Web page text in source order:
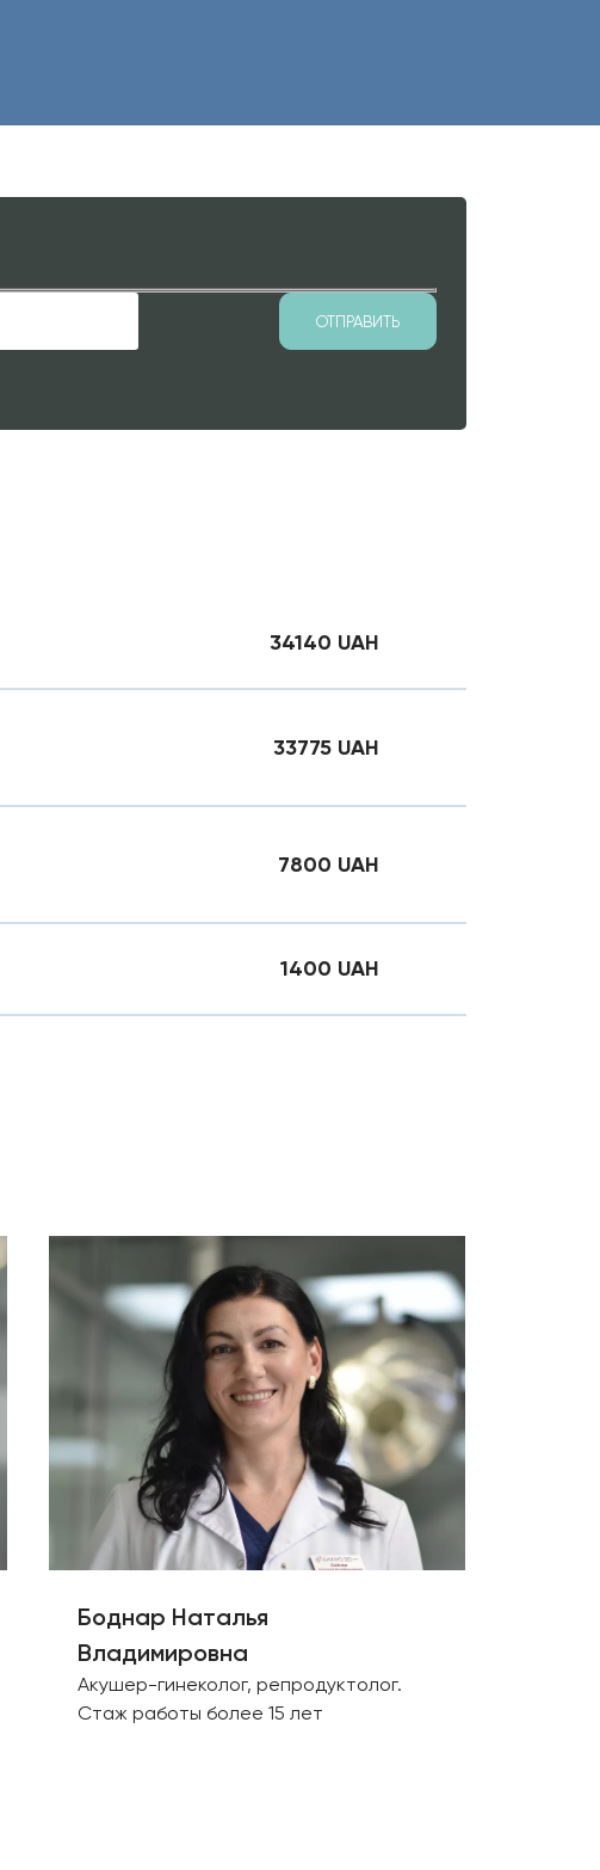
34140 UAH
33775 UAH
7800 UAH
1400 UAH
Боднар Наталья
Владимировна
Акушер-гинеколог, репродуктолог.
Стаж работы более 15 лет